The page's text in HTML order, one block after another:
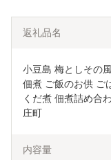
返礼品名
小豆島 梅としその
佃煮 ご飯のお供 ご
くだ煮 佃煮詰め合
庄町
内容量